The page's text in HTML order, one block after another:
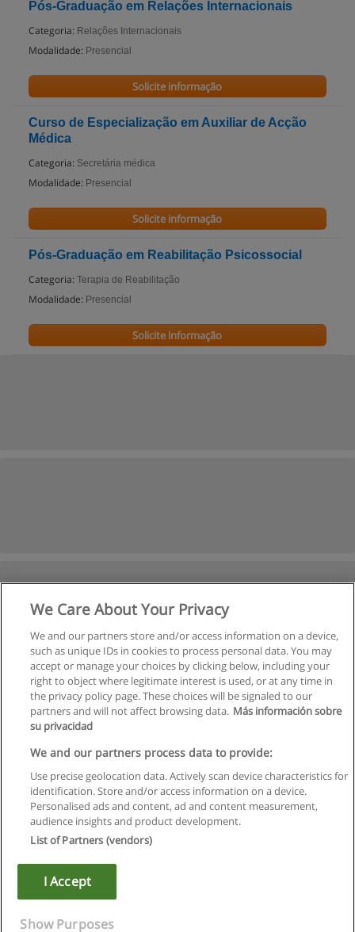
Pós-Graduação em Relações Internacionais
Categoria: Relações Internacionais
Modalidade: Presencial
Solicite informação
Curso de Especialização em Auxiliar de Acção
Médica
Categoria: Secretária médica
Modalidade: Presencial
Solicite informação
Pós-Graduação em Reabilitação Psicossocial
Categoria: Terapia de Reabilitação
Modalidade: Presencial
Solicite informação
Regras de uso
Privacidade de dados
Entrar em contato com Educaedu
Copyright © Educaedu Business S.L. - CIF : B-95610580: -
We Care About Your Privacy
We and our partners store and/or access information on a device,
such as unique IDs in cookies to process personal data. You may
accept or manage your choices by clicking below, including your
right to object where legitimate interest is used, or at any time in
the privacy policy page. These choices will be signaled to our
partners and will not affect browsing data. Más información sobre
su privacidad
We and our partners process data to provide:
Use precise geolocation data. Actively scan device characteristics for
identification. Store and/or access information on a device.
Personalised ads and content, ad and content measurement,
audience insights and product development.
List of Partners (vendors)
I Accept
Show Purposes